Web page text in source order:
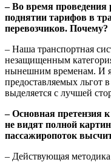
– Во время проведения
поднятии тарифов в
перевозчиков. Почему?
– Наша транспортная
незащищенным
нынешним временам. И я
предоставляемых льгот
выделяется с лучшей
– Основная претензия
не видят полной
пассажиропоток
– Действующая